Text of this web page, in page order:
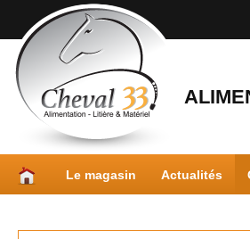
Le magasin Actualités